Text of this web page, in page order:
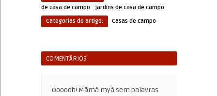
de casa de campo · jardins de casa de campo
Categorias do artigo:
Casas de campo
COMENTÁRIOS
Oooooh! Mãmá myá sem palavras